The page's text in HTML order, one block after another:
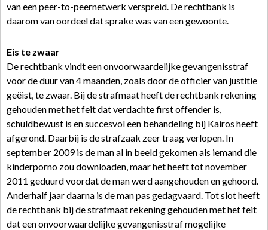
van een peer-to-peernetwerk verspreid. De rechtbank is
daarom van oordeel dat sprake was van een gewoonte.
Eis te zwaar
De rechtbank vindt een onvoorwaardelijke gevangenisstraf
voor de duur van 4 maanden, zoals door de officier van justitie
geëist, te zwaar. Bij de strafmaat heeft de rechtbank rekening
gehouden met het feit dat verdachte first offender is,
schuldbewust is en succesvol een behandeling bij Kairos heeft
afgerond. Daarbij is de strafzaak zeer traag verlopen. In
september 2009 is de man al in beeld gekomen als iemand die
kinderporno zou downloaden, maar het heeft tot november
2011 geduurd voordat de man werd aangehouden en gehoord.
Anderhalf jaar daarna is de man pas gedagvaard. Tot slot heeft
de rechtbank bij de strafmaat rekening gehouden met het feit
dat een onvoorwaardelijke gevangenisstraf mogelijke